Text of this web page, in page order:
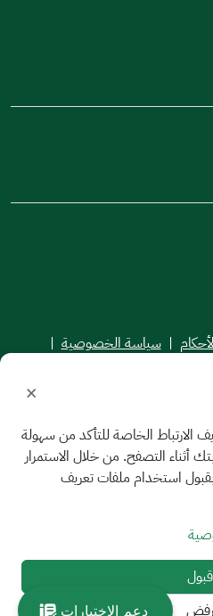
| سياسة الخصوصية |
الإلكترونية © 2026
×
الارتباط الخاصة للتأكد من سهولة
التصفح. من خلال الاستمرار
استخدام ملفات تعريف
قبول
رفض
دعم الاختبارات